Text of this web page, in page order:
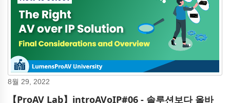
8월 29, 2022
【ProAV Lab】introAVoIP#06 - 솔루션보다 올바